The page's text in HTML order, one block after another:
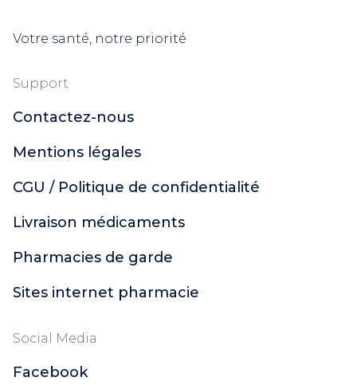
Votre santé, notre priorité
Support
Contactez-nous
Mentions légales
CGU / Politique de confidentialité
Livraison médicaments
Pharmacies de garde
Sites internet pharmacie
Social Media
Facebook